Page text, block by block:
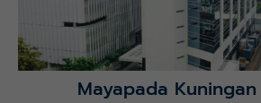
Mayapada